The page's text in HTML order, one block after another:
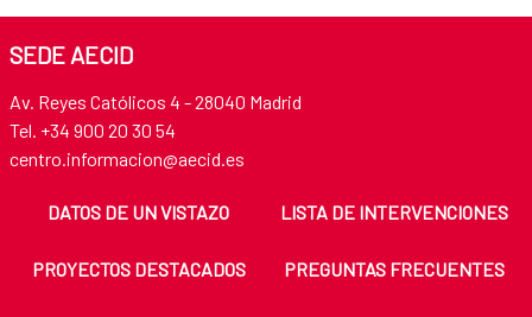
SEDE AECID
Av. Reyes Católicos 4 - 28040 Madrid
Tel. +34 900 20 30 54
centro.informacion@aecid.es
DATOS DE UN VISTAZO LISTA DE INTERVENCIONES
PROYECTOS DESTACADOS PREGUNTAS FRECUENTES